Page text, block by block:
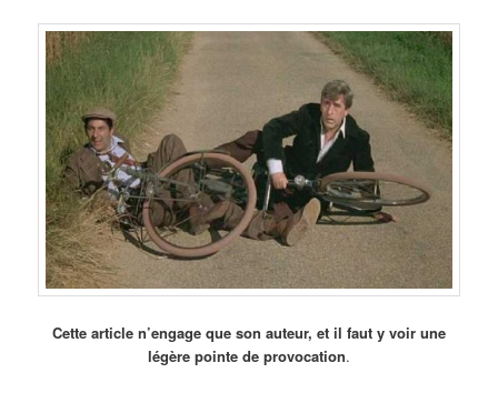
Cette article n’engage que son auteur, et il faut y voir une
légère pointe de provocation.